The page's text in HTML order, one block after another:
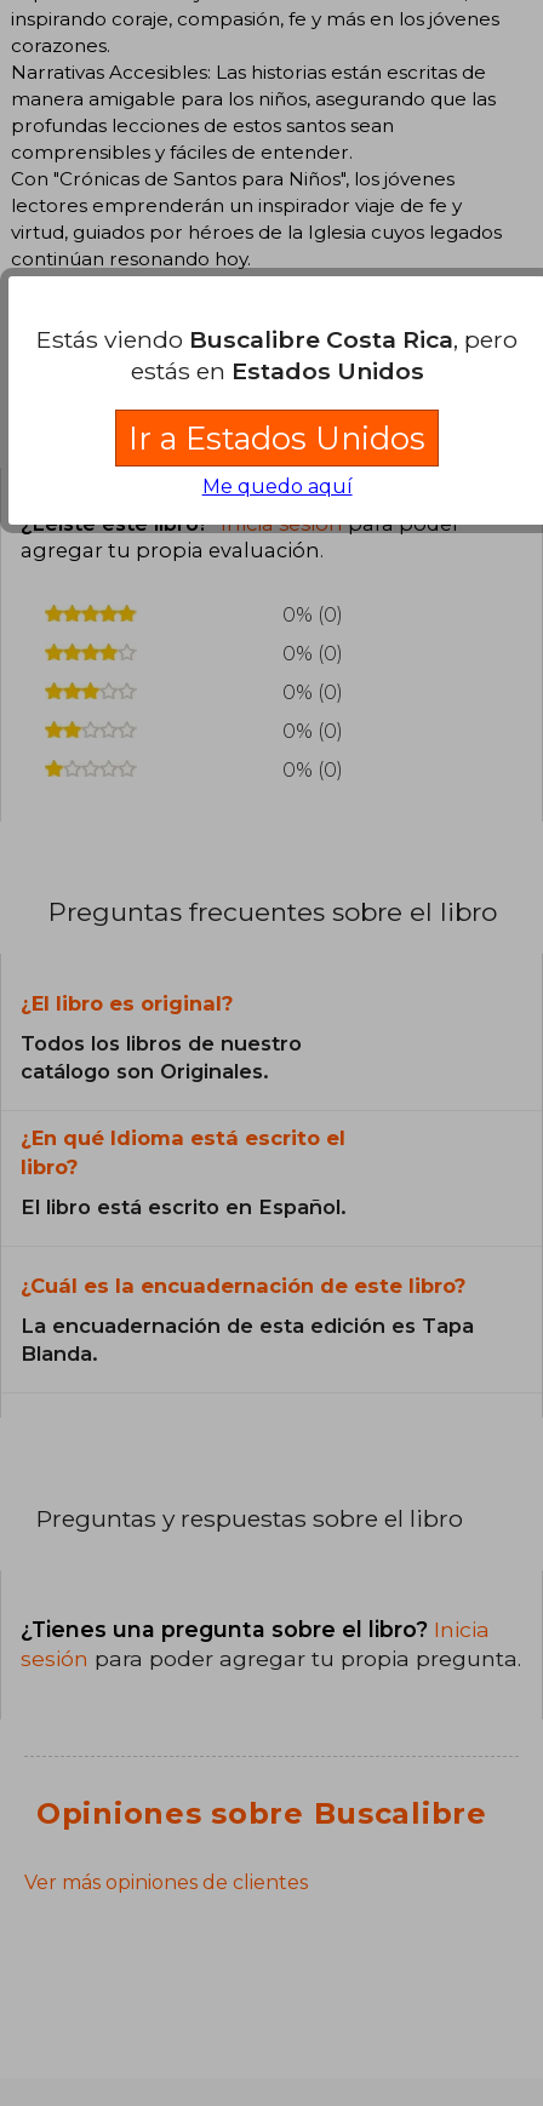
inspirando coraje, compasión, fe y más en los jóvenes
corazones.
Narrativas Accesibles: Las historias están escritas de
manera amigable para los niños, asegurando que las
profundas lecciones de estos santos sean
comprensibles y fáciles de entender.
Con "Crónicas de Santos para Niños", los jóvenes
lectores emprenderán un inspirador viaje de fe y
virtud, guiados por héroes de la Iglesia cuyos legados
continúan resonando hoy.
Opiniones del libro
¿Leíste este libro? Inicia sesiónpara poder
agregar tu propia evaluación.
0% (0)
0% (0)
0% (0)
0% (0)
0% (0)
Preguntas frecuentes sobre el libro
¿El libro es original?
Todos los libros de nuestro
catálogo son Originales.
¿En qué Idioma está escrito el
libro?
El libro está escrito en Español.
¿Cuál es la encuadernación de este libro?
La encuadernación de esta edición es Tapa
Blanda.
Preguntas y respuestas sobre el libro
¿Tienes una pregunta sobre el libro? Inicia
sesión para poder agregar tu propia pregunta.
Opiniones sobre Buscalibre
Ver más opiniones de clientes
Estás viendo Buscalibre Costa Rica, pero
estás en Estados Unidos
Ir a Estados Unidos
Me quedo aquí